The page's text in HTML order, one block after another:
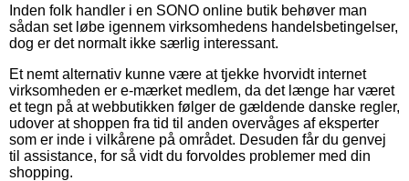
Inden folk handler i en SONO online butik behøver man
sådan set løbe igennem virksomhedens handelsbetingelser,
dog er det normalt ikke særlig interessant.
Et nemt alternativ kunne være at tjekke hvorvidt internet
virksomheden er e-mærket medlem, da det længe har været
et tegn på at webbutikken følger de gældende danske regler,
udover at shoppen fra tid til anden overvåges af eksperter
som er inde i vilkårene på området. Desuden får du genvej
til assistance, for så vidt du forvoldes problemer med din
shopping.